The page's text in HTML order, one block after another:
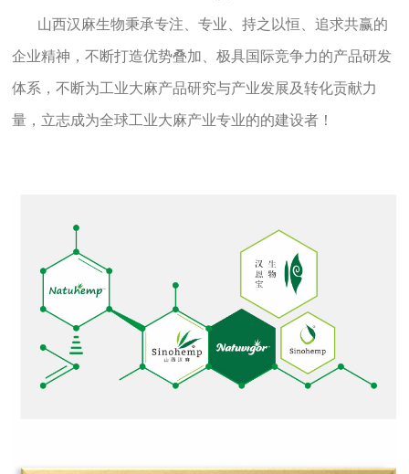
山西汉麻生物秉承专注、专业、持之以恒、追求共赢的
企业精神，不断打造优势叠加、极具国际竞争力的产品研发
体系，不断为工业大麻产品研究与产业发展及转化贡献力
量，立志成为全球工业大麻产业专业的的建设者！